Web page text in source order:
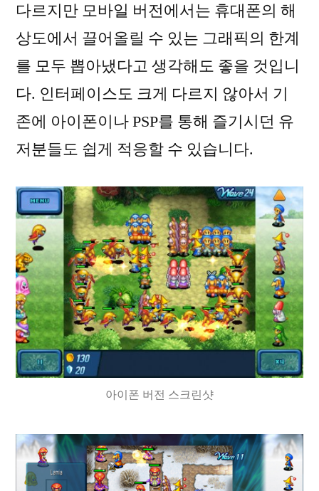
다르지만 모바일 버전에서는 휴대폰의 해
상도에서 끌어올릴 수 있는 그래픽의 한계
를 모두 뽑아냈다고 생각해도 좋을 것입니
다. 인터페이스도 크게 다르지 않아서 기
존에 아이폰이나 PSP를 통해 즐기시던 유
저분들도 쉽게 적응할 수 있습니다.
아이폰 버전 스크린샷